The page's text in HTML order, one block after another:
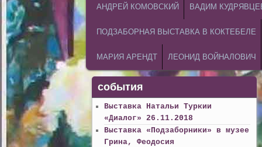
АНДРЕЙ КОМОВСКИЙ ВАДИМ
ПОДЗАБОРНАЯ ВЫСТАВКА В КОКТЕБЕЛЕ
МАРИЯ АРЕНДТ ЛЕОНИД ВОЙНАЛОВИЧ
события
Выставка Натальи Туркии
«Диалог» 26.11.2018
Выставка «Подзаборники» в музее
Грина, Феодосия